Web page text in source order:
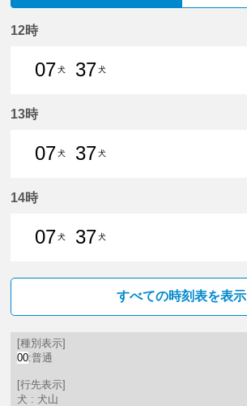
12時
07犬
37犬
13時
07犬
37犬
14時
07犬
37犬
すべての時刻表を表示
[種別表示]
00:普通
[行先表示]
犬 : 犬山